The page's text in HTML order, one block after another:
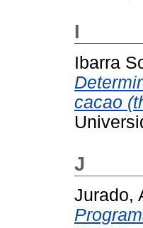
I
Ibarra
cacao
J
Jurado,